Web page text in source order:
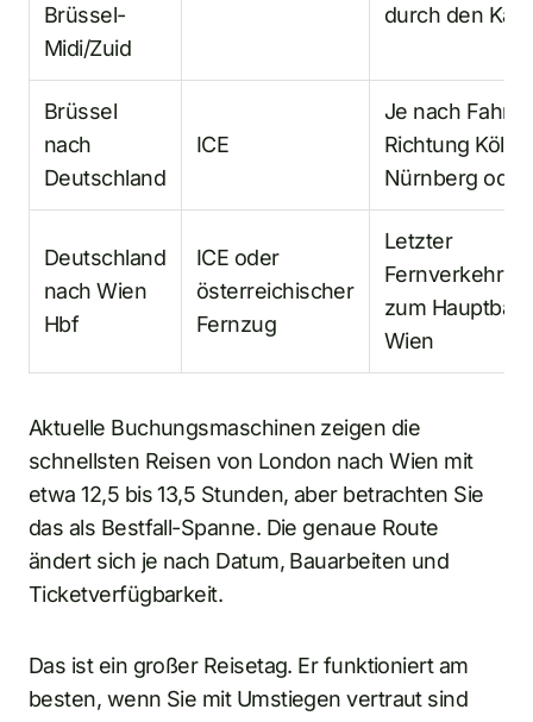
Brüssel-
Midi/Zuid
durch den
Brüssel
nach
Deutschland
ICE
Je nach
Richtung Köln,
Nürnberg
Deutschland
nach Wien
Hbf
ICE oder
österreichischer
Fernzug
Letzter
zum
Wien
Aktuelle Buchungsmaschinen zeigen die
schnellsten Reisen von London nach Wien mit
etwa 12,5 bis 13,5 Stunden, aber betrachten Sie
das als Bestfall-Spanne. Die genaue Route
ändert sich je nach Datum, Bauarbeiten und
Ticketverfügbarkeit.
Das ist ein großer Reisetag. Er funktioniert am
besten, wenn Sie mit Umstiegen vertraut sind